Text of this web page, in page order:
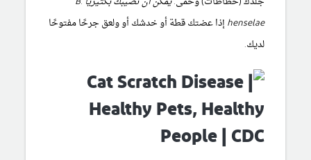
henselaeإذا عضتك قطة أو خدشك أو ولعق جرحًا مفتوحًا
لديك.